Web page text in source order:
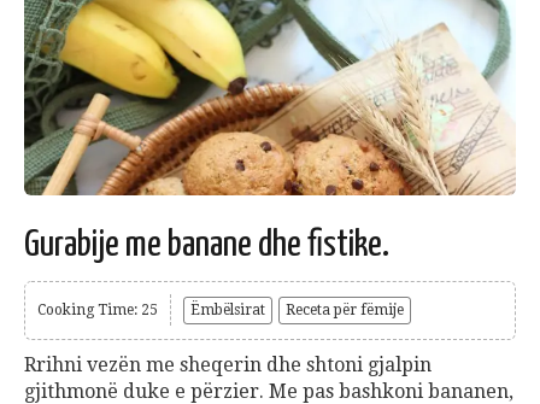
Gurabije me banane dhe fistike.
Cooking Time: 25 Ëmbëlsirat Receta për fëmije
Rrihni vezën me sheqerin dhe shtoni gjalpin
gjithmonë duke e përzier. Me pas bashkoni bananen,